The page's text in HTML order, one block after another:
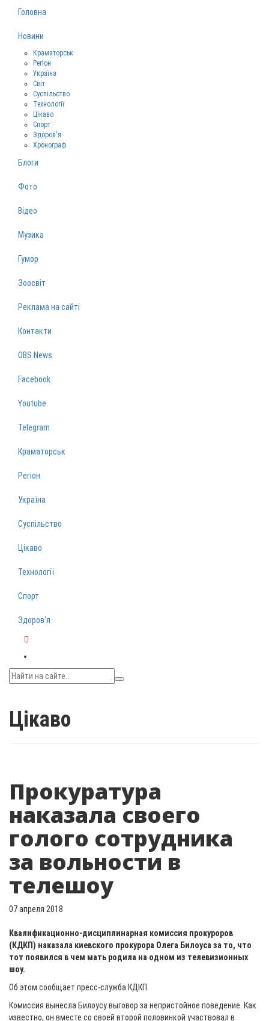
Головна
Новини
Краматорськ
Регіон
Україна
Світ
Суспільство
Технології
Цікаво
Спорт
Здоров‘я
Хронограф
Блоги
Фото
Відео
Музика
Гумор
Зоосвіт
Реклама на сайті
Контакти
OBS News
Facebook
Youtube
Telegram
Краматорськ
Регіон
Україна
Суспільство
Цікаво
Технології
Спорт
Здоров‘я
Цікаво
Прокуратура
наказала своего
голого сотрудника
за вольности в
телешоу
07 апреля 2018
Квалификационно-дисциплинарная комиссия прокуроров
(КДКП) наказала киевского прокурора Олега Билоуса за то, что
тот появился в чем мать родила на одном из телевизионных
шоу.
Об этом сообщает пресс-служба КДКП.
Комиссия вынесла Билоусу выговор за непристойное поведение. Как
известно, он вместе со своей второй половинкой участвовал в